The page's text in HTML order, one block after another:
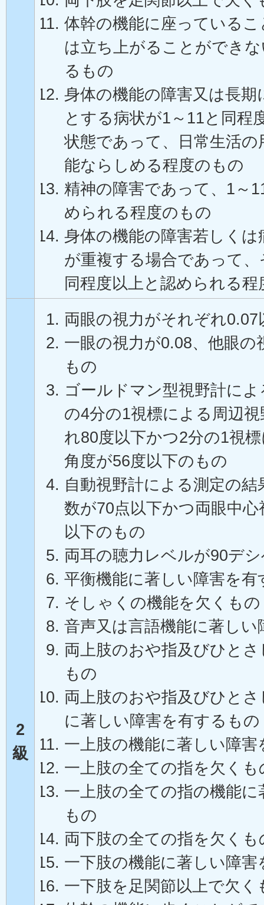
体幹の機能に座っている
は立ち上がることができ
るもの
身体の機能の障害又は長
とする病状が1～11と同程
状態であって、日常生活
能ならしめる程度のもの
精神の障害であって、1～
められる程度のもの
身体の機能の障害若しく
が重複する場合であって
同程度以上と認められる程
2
級
両眼の視力がそれぞれ0.07
一眼の視力が0.08、他眼の
もの
ゴールドマン型視野計に
の4分の1視標による周辺
れ80度以下かつ2分の1視
角度が56度以下のもの
自動視野計による測定の結
数が70点以下かつ両眼中
以下のもの
両耳の聴力レベルが90デ
平衡機能に著しい障害を有
そしゃくの機能を欠くもの
音声又は言語機能に著し
両上肢のおや指及びひと
もの
両上肢のおや指及びひと
に著しい障害を有するもの
一上肢の機能に著しい障
一上肢の全ての指を欠くも
一上肢の全ての指の機能
もの
両下肢の全ての指を欠くも
一下肢の機能に著しい障
一下肢を足関節以上で欠く